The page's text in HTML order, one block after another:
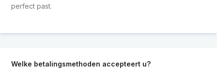
perfect past.
Welke betalingsmethoden accepteert u?